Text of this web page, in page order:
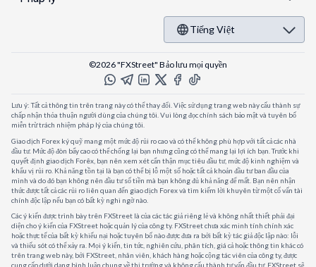
Tiếng Việt
©2026 "FXStreet" Bảo lưu mọi quyền
Lưu ý: Tất cả thông tin trên trang này có thể thay đổi. Việc sử dụng trang web này cấu thành sự
chấp nhận thỏa thuận người dùng của chúng tôi. Vui lòng đọc chính sách bảo mật và tuyên bố
miễn trừ trách nhiệm pháp lý của chúng tôi.
Giao dịch Forex ký quỹ mang một mức độ rủi ro cao và có thể không phù hợp với tất cả các nhà
đầu tư. Mức độ đòn bẩy cao có thể chống lại bạn nhưng cũng có thể mang lại lợi ích bạn. Trước khi
quyết định giao dịch Forêx, bạn nên xem xét cẩn thận mục tiêu đầu tư, mức độ kinh nghiệm và
khẩu vị rủi ro. Khả năng tồn tại là bạn có thể bị lỗ một số hoặc tất cả khoản đầu tư ban đầu của
mình và do đó bạn không nên đầu tư số tiền mà bạn không đủ khả năng để mất. Bạn nên nhận
thức được tất cả các rủi ro liên quan đến giao dịch Forex và tìm kiếm lời khuyên từ một cố vấn tài
chính độc lập nếu bạn có bất kỳ nghi ngờ nào.
Các ý kiến được trình bày trên FXStreet là của các tác giả riêng lẻ và không nhất thiết phải đại
diện cho ý kiến của FXStreet hoặc quản lý của công ty. FXStreet chưa xác minh tính chính xác
hoặc thực tế của bất kỳ khiếu nại hoặc tuyên bố nào được đưa ra bởi bất kỳ tác giả độc lập nào: lỗi
và thiếu sót có thể xảy ra. Mọi ý kiến, tin tức, nghiên cứu, phân tích, giá cả hoặc thông tin khác có
trên trang web này, bởi FXStreet, nhân viên, khách hàng hoặc cộng tác viên của công ty, được
cung cấp dưới dạng bình luận chung về thị trường và không cấu thành tư vấn đầu tư. FXStreet sẽ